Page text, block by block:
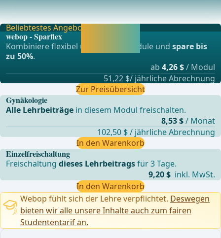
Beckenwand lateral des Colon sigmoideum: Diese Region
umfasst die seitliche Beckenwand, die aus Mus
Einzelfreischaltung
Freischaltungdieses Lehrbeitragsfür 3 Tage.
9,20 $ inkl. MwSt.
In den Warenkorb
Beliebtestes Angebot
webop - Sparflex
Kombiniere flexibel unsere Lernmodule undspare bis
zu 50%.
ab 4,26 $/ Modul
51,22 $/ jährliche Abrechnung
Zur Preisübersicht
Gynäkologie
Alle Lehrbeiträge in diesem Modul freischalten.
8,53 $/ Monat
102,50 $ / jährliche Abrechnung
In den Warenkorb
Webop fühlt sich der Lehre verpflichtet. Deswegen
bieten wir alle unsere Inhalte auch zum fairen
Studententarif an.